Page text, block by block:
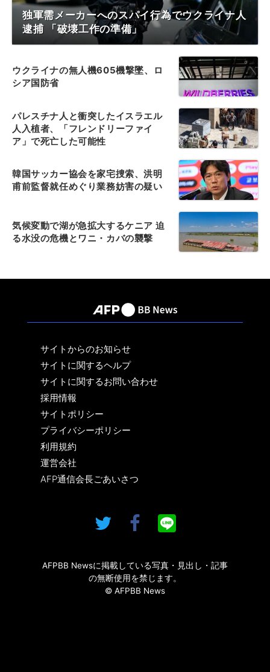
独軍需メーカーへのスパイ行為でウクライナ人
逮捕 「破壊工作の準備」
ウクライナの無人機605機撃墜、ロ
シア国防省
パレスチナ人と衝突したイスラエル
人入植者、「フレンドリーファイ
ア」で死亡した可能性
韓国サッカー協会を家宅捜索、洪明
甫前監督就任めぐり業務妨害の疑い
気候変動で湖が急拡大するケニア 迫
る水没の危機とワニ・カバの襲撃
サイトからのお知らせ
サイトに関するヘルプ
サイトに関するお問い合わせ
採用情報
サイトポリシー
プライバシーポリシー
利用規約
運営会社
AFP通信会長ごあいさつ
AFPBB Newsに掲載している写真・見出し・記事
の無断使用を禁じます。
© AFPBB News